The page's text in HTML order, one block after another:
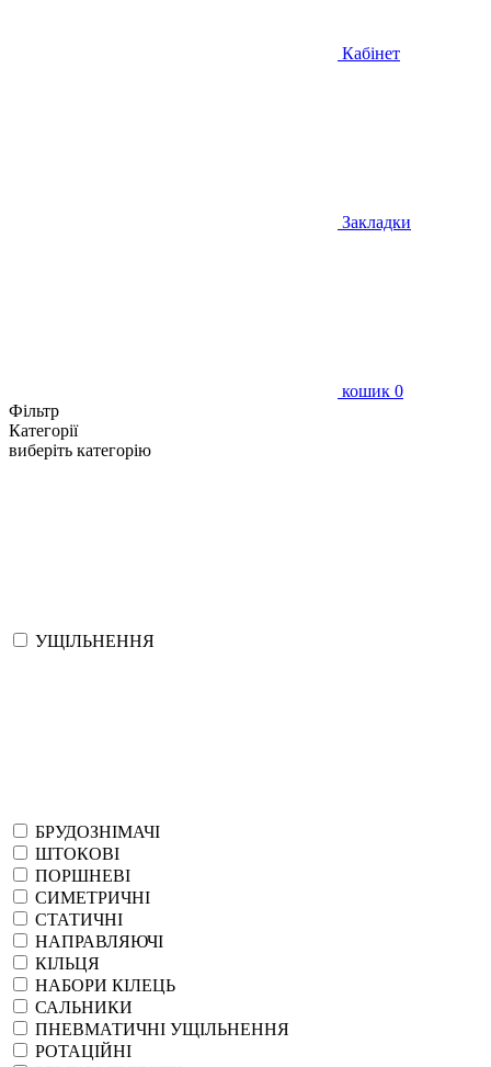
Кабінет
Закладки
кошик 0
Фільтр
Категорії
виберіть категорію
УЩІЛЬНЕННЯ
БРУДОЗНІМАЧІ
ШТОКОВІ
ПОРШНЕВІ
СИМЕТРИЧНІ
СТАТИЧНІ
НАПРАВЛЯЮЧІ
КІЛЬЦЯ
НАБОРИ КІЛЕЦЬ
САЛЬНИКИ
ПНЕВМАТИЧНІ УЩІЛЬНЕННЯ
РОТАЦІЙНІ